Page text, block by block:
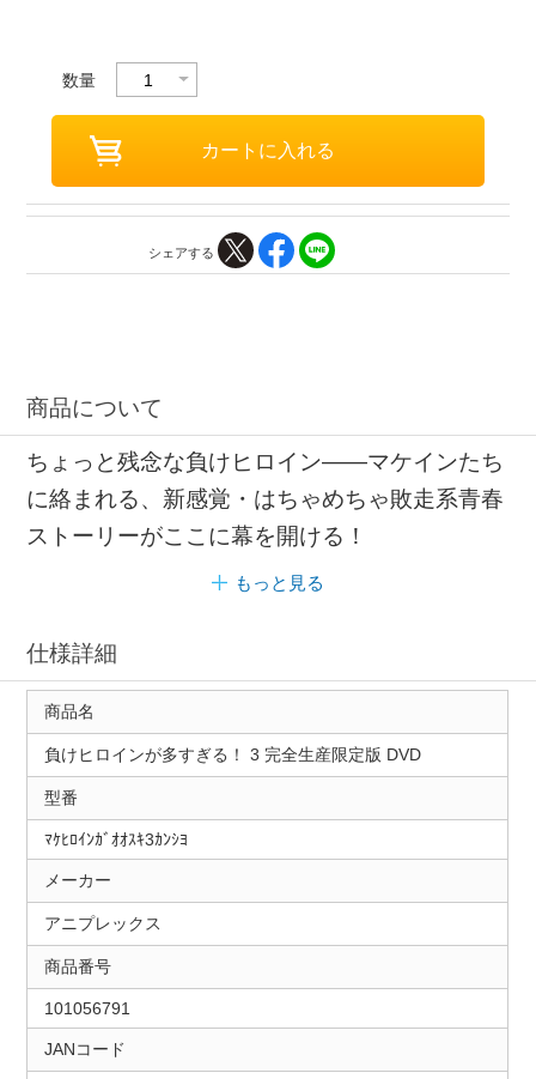
数量
シェアする
商品について
ちょっと残念な負けヒロイン――マケインたち
に絡まれる、新感覚・はちゃめちゃ敗走系青春
ストーリーがここに幕を開ける！
もっと見る
仕様詳細
商品名
負けヒロインが多すぎる！ 3 完全生産限定版 DVD
型番
ﾏｹﾋﾛｲﾝｶﾞｵｵｽｷ3ｶﾝｼﾖ
メーカー
アニプレックス
商品番号
101056791
JANコード